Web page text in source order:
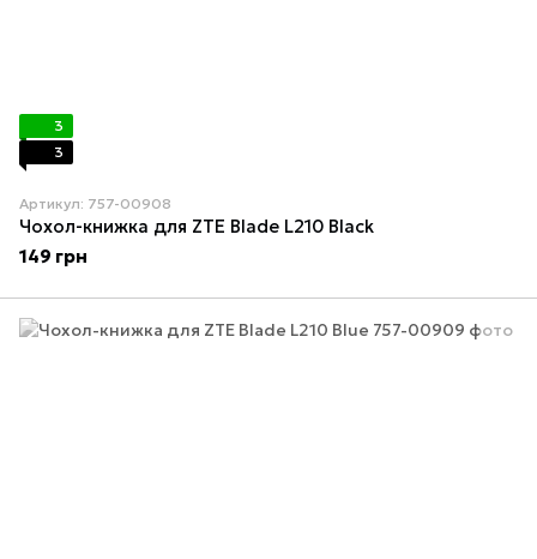
3
3
Артикул: 757-00908
Чохол-книжка для ZTE Blade L210 Black
149 грн